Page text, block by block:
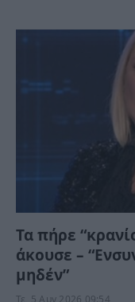
Τα πήρε
άκουσε –
μηδέν”
Τε, 5 Αυγ 2026 09:54